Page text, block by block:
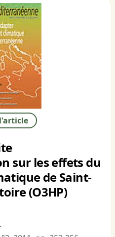
sur les effets du
de Saint-
(O3HP)